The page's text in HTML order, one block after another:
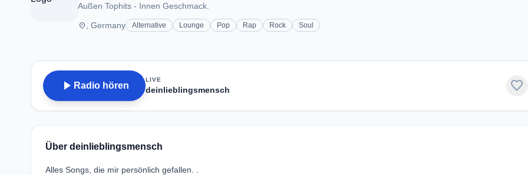
Außen Tophits - Innen Geschmack.
place , Germany Alternative Lounge Pop Rap Rock Soul
play_arrow Radio hören
LIVE
deinlieblingsmensch favorite
Über deinlieblingsmensch
Alles Songs, die mir persönlich gefallen. .